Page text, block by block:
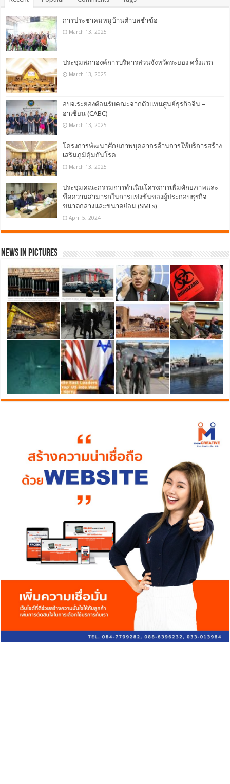
การประชาคมหมู่บ้านตำบลชำฆ้อ
March 13, 2025
ประชุมสภาองค์การบริหารส่วนจังหวัดระยอง ครั้งแรก
March 13, 2025
อบจ.ระยองต้อนรับคณะจากตัวแทนศูนย์ธุรกิจจีน –
อาเซียน (CABC)
March 13, 2025
โครงการพัฒนาศักยภาพบุคลากรด้านการให้บริการสร้าง
เสริมภูมิคุ้มกันโรค
March 13, 2025
ประชุมคณะกรรมการดำเนินโครงการเพิ่มศักยภาพและ
ขีดความสามารถในการแข่งขันของผู้ประกอบธุรกิจ
ขนาดกลางและขนาดย่อม (SMEs)
April 5, 2024
News in Pictures